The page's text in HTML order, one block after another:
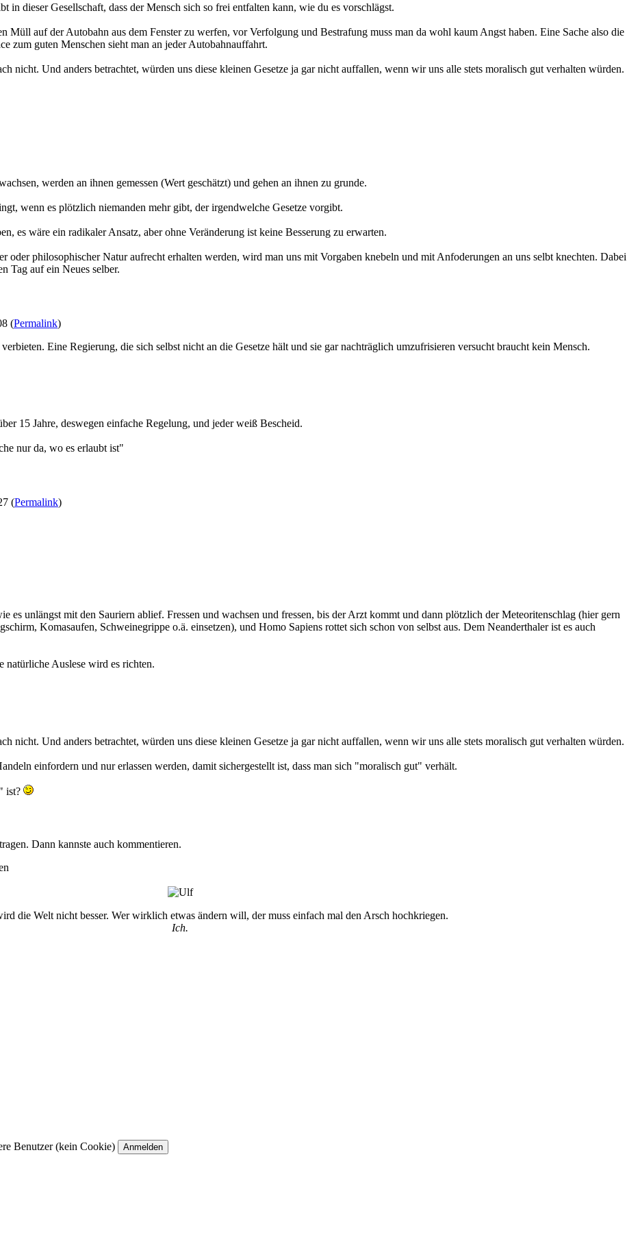
in dieser Gesellschaft, dass der Mensch sich so frei entfalten kann, wie du es vorschlägst.
Müll auf der Autobahn aus dem Fenster zu werfen, vor Verfolgung und Bestrafung muss man da wohl kaum Angst haben. Eine Sache also die
zum guten Menschen sieht man an jeder Autobahnauffahrt.
nicht. Und anders betrachtet, würden uns diese kleinen Gesetze ja gar nicht auffallen, wenn wir uns alle stets moralisch gut verhalten würden.
werden an ihnen gemessen (Wert geschätzt) und gehen an ihnen zu grunde.
wenn es plötzlich niemanden mehr gibt, der irgendwelche Gesetze vorgibt.
es wäre ein radikaler Ansatz, aber ohne Veränderung ist keine Besserung zu erwarten.
oder philosophischer Natur aufrecht erhalten werden, wird man uns mit Vorgaben knebeln und mit Anfoderungen an uns selbt knechten. Dabei
Tag auf ein Neues selber.
(Permalink)
Eine Regierung, die sich selbst nicht an die Gesetze hält und sie gar nachträglich umzufrisieren versucht braucht kein Mensch.
15 Jahre, deswegen einfache Regelung, und jeder weiß Bescheid.
nur da, wo es erlaubt ist"
(Permalink)
es unlängst mit den Sauriern ablief. Fressen und wachsen und fressen, bis der Arzt kommt und dann plötzlich der Meteoritenschlag (hier gern
Komasaufen, Schweinegrippe o.ä. einsetzen), und Homo Sapiens rottet sich schon von selbst aus. Dem Neanderthaler ist es auch
natürliche Auslese wird es richten.
nicht. Und anders betrachtet, würden uns diese kleinen Gesetze ja gar nicht auffallen, wenn wir uns alle stets moralisch gut verhalten würden.
einfordern und nur erlassen werden, damit sichergestellt ist, dass man sich "moralisch gut" verhält.
ist?
Dann kannste auch kommentieren.
die Welt nicht besser. Wer wirklich etwas ändern will, der muss einfach mal den Arsch hochkriegen.
Ich.
Benutzer (kein Cookie)